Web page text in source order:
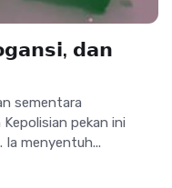
𝗱𝗮𝗻
sementara
pekan ini
Ia menyentuh...